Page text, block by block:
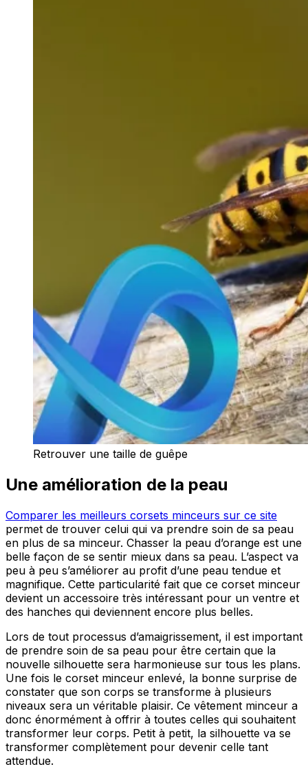
Retrouver une taille de guêpe
Une amélioration de la peau
Comparer les meilleurs corsets minceurs sur ce site
permet de trouver celui qui va prendre soin de sa peau
en plus de sa minceur. Chasser la peau d’orange est une
belle façon de se sentir mieux dans sa peau. L’aspect va
peu à peu s’améliorer au profit d’une peau tendue et
magnifique. Cette particularité fait que ce corset minceur
devient un accessoire très intéressant pour un ventre et
des hanches qui deviennent encore plus belles.
Lors de tout processus d’amaigrissement, il est important
de prendre soin de sa peau pour être certain que la
nouvelle silhouette sera harmonieuse sur tous les plans.
Une fois le corset minceur enlevé, la bonne surprise de
constater que son corps se transforme à plusieurs
niveaux sera un véritable plaisir. Ce vêtement minceur a
donc énormément à offrir à toutes celles qui souhaitent
transformer leur corps. Petit à petit, la silhouette va se
transformer complètement pour devenir celle tant
attendue.